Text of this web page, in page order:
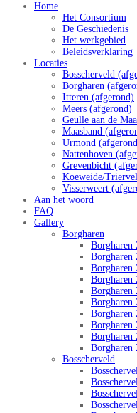
Home
Het Consortium
De Geschiedenis
Het werkgebied
Beleidsverklaring
Locaties
Bosscherveld
Borgharen
Itteren (afgerond)
Meers (afgerond)
Geulle aan de
Maasband
Urmond
Nattenhoven
Grevenbicht
Koeweide/
Visserweert
Aan het woord
FAQ
Gallery
Borgharen
Borgharen
Borgharen
Borgharen
Borgharen
Borgharen
Borgharen
Borgharen
Borgharen
Borgharen
Borgharen
Bosscherveld